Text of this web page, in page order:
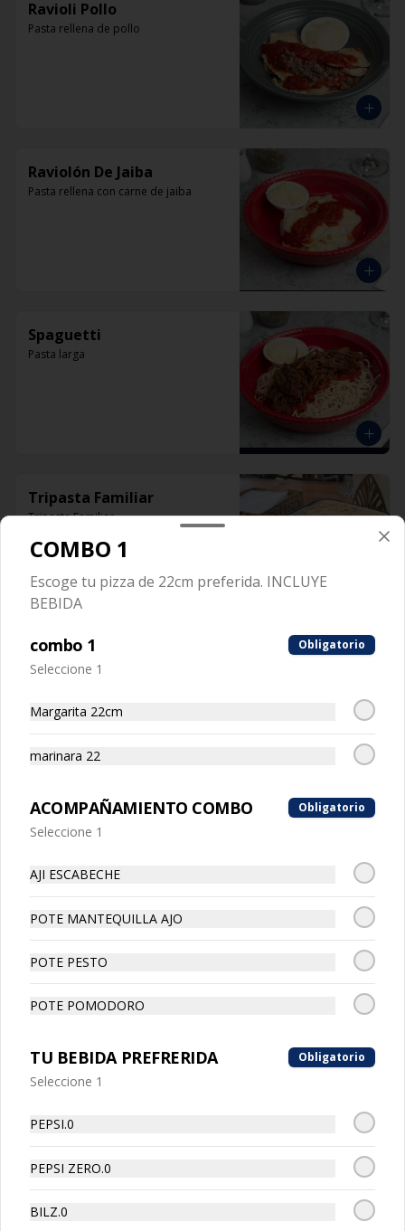
Ravioli Pollo
Pasta rellena de pollo
Raviolón De Jaiba
Pasta rellena con carne de jaiba
Spaguetti
Pasta larga
Tripasta Familiar
Tripasta Familiar
-  Fetuccini boloñesa
-  Ñoki al pesto
-  Penne rigatti alfredo
Tripasta de Tonny
-  Fetuccini boloñesa
-  Ñoki al pesto
-  Penne rigatti alfredo
Antipasto
Bolitas de Carne
Bolitas de Carne, 3 unidades de
bolitas de carne envueltan en suave
masa de pizza frita, puedes escoger tu
salsa favotita!!
Mozzarella Fior, tomate, albahaca y
pesto acompañado de tostadas.
Char-Q
COMBO 1
Escoge tu pizza de 22cm preferida. INCLUYE
BEBIDA
combo 1 Obligatorio
Seleccione 1
Margarita 22cm
marinara 22
ACOMPAÑAMIENTO COMBO Obligatorio
Seleccione 1
AJI ESCABECHE
POTE MANTEQUILLA AJO
POTE PESTO
POTE POMODORO
TU BEBIDA PREFRERIDA Obligatorio
Seleccione 1
PEPSI.0
PEPSI ZERO.0
BILZ.0